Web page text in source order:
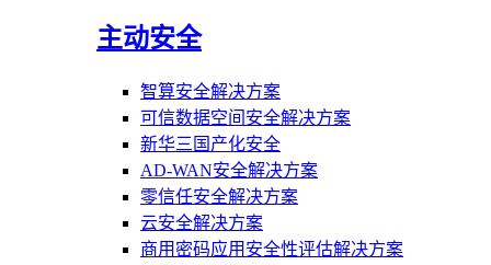
主动安全
智算安全解决方案
可信数据空间安全解决方案
新华三国产化安全
AD-WAN安全解决方案
零信任安全解决方案
云安全解决方案
商用密码应用安全性评估解决方案